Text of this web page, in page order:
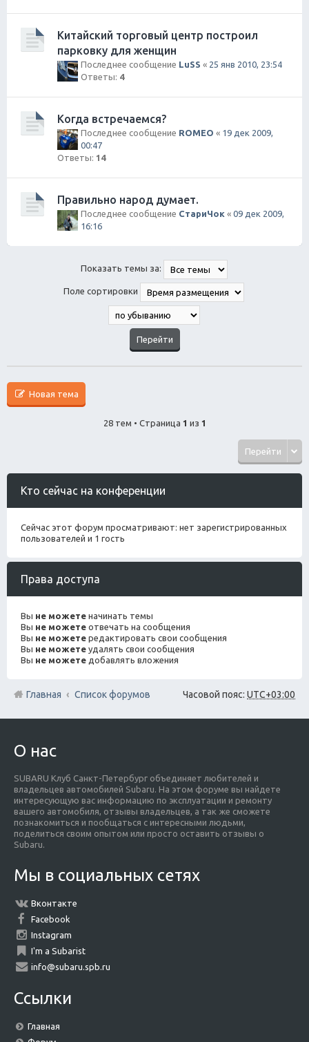
Китайский торговый центр построил
парковку для женщин
Последнее сообщение LuSS « 25 янв 2010, 23:54
Ответы: 4
Когда встречаемся?
Последнее сообщение ROMEO « 19 дек 2009,
00:47
Ответы: 14
Правильно народ думает.
Последнее сообщение СтариЧок « 09 дек 2009,
16:16
Показать темы за:
Поле сортировки
Новая тема
28 тем • Страница 1 из 1
Перейти
Кто сейчас на конференции
Сейчас этот форум просматривают: нет зарегистрированных
пользователей и 1 гость
Права доступа
Вы не можете начинать темы
Вы не можете отвечать на сообщения
Вы не можете редактировать свои сообщения
Вы не можете удалять свои сообщения
Вы не можете добавлять вложения
Часовой пояс: UTC+03:00
Главная Список форумов
О нас
SUBARU Клуб Санкт-Петербург объединяет любителей и
владельцев автомобилей Subaru. На этом форуме вы найдете
интересующую вас информацию по эксплуатации и ремонту
вашего автомобиля, отзывы владельцев, а так же сможете
познакомиться и пообщаться с интересными людьми,
поделиться своим опытом или просто оставить отзывы о
Subaru.
Мы в социальных сетях
Вконтакте
Facebook
Instagram
I'm a Subarist
info@subaru.spb.ru
Ссылки
Главная